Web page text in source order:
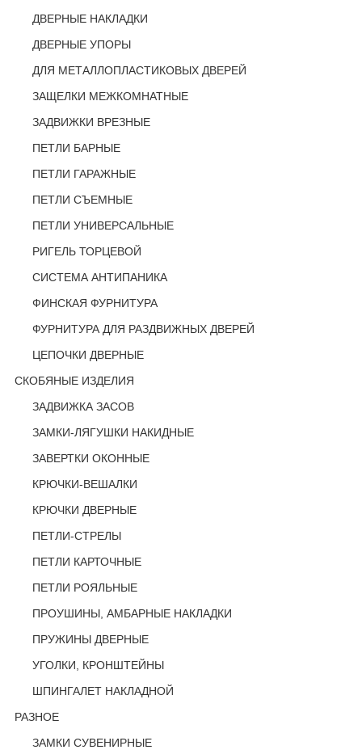
ДВЕРНЫЕ НАКЛАДКИ
ДВЕРНЫЕ УПОРЫ
ДЛЯ МЕТАЛЛОПЛАСТИКОВЫХ ДВЕРЕЙ
ЗАЩЕЛКИ МЕЖКОМНАТНЫЕ
ЗАДВИЖКИ ВРЕЗНЫЕ
ПЕТЛИ БАРНЫЕ
ПЕТЛИ ГАРАЖНЫЕ
ПЕТЛИ СЪЕМНЫЕ
ПЕТЛИ УНИВЕРСАЛЬНЫЕ
РИГЕЛЬ ТОРЦЕВОЙ
СИСТЕМА АНТИПАНИКА
ФИНСКАЯ ФУРНИТУРА
ФУРНИТУРА ДЛЯ РАЗДВИЖНЫХ ДВЕРЕЙ
ЦЕПОЧКИ ДВЕРНЫЕ
СКОБЯНЫЕ ИЗДЕЛИЯ
ЗАДВИЖКА ЗАСОВ
ЗАМКИ-ЛЯГУШКИ НАКИДНЫЕ
ЗАВЕРТКИ ОКОННЫЕ
КРЮЧКИ-ВЕШАЛКИ
КРЮЧКИ ДВЕРНЫЕ
ПЕТЛИ-СТРЕЛЫ
ПЕТЛИ КАРТОЧНЫЕ
ПЕТЛИ РОЯЛЬНЫЕ
ПРОУШИНЫ, АМБАРНЫЕ НАКЛАДКИ
ПРУЖИНЫ ДВЕРНЫЕ
УГОЛКИ, КРОНШТЕЙНЫ
ШПИНГАЛЕТ НАКЛАДНОЙ
РАЗНОЕ
ЗАМКИ СУВЕНИРНЫЕ